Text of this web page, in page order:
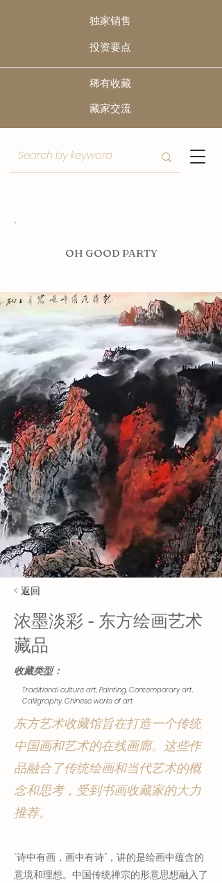
独家销售
​投资要点
稀有收藏
​藏家交流
OH GOOD PARTY
< 返回
浓墨淡彩 - 东方绘画艺术
藏品
收藏类型：
Traditional culture art, Painting, Contemporary art,
Calligraphy, Chinese works of art
东方艺术收藏馆旨在打造一个传统
中国画和艺术的在线画廊。这些作
品融合了传统绘画和当代艺术的概
念和思考，受到书画收藏家的大力
推荐。
“诗中有画，画中有诗”，讲的是绘画中蕴含的
意境和理想。中国传统禅宗的形意思想融入了